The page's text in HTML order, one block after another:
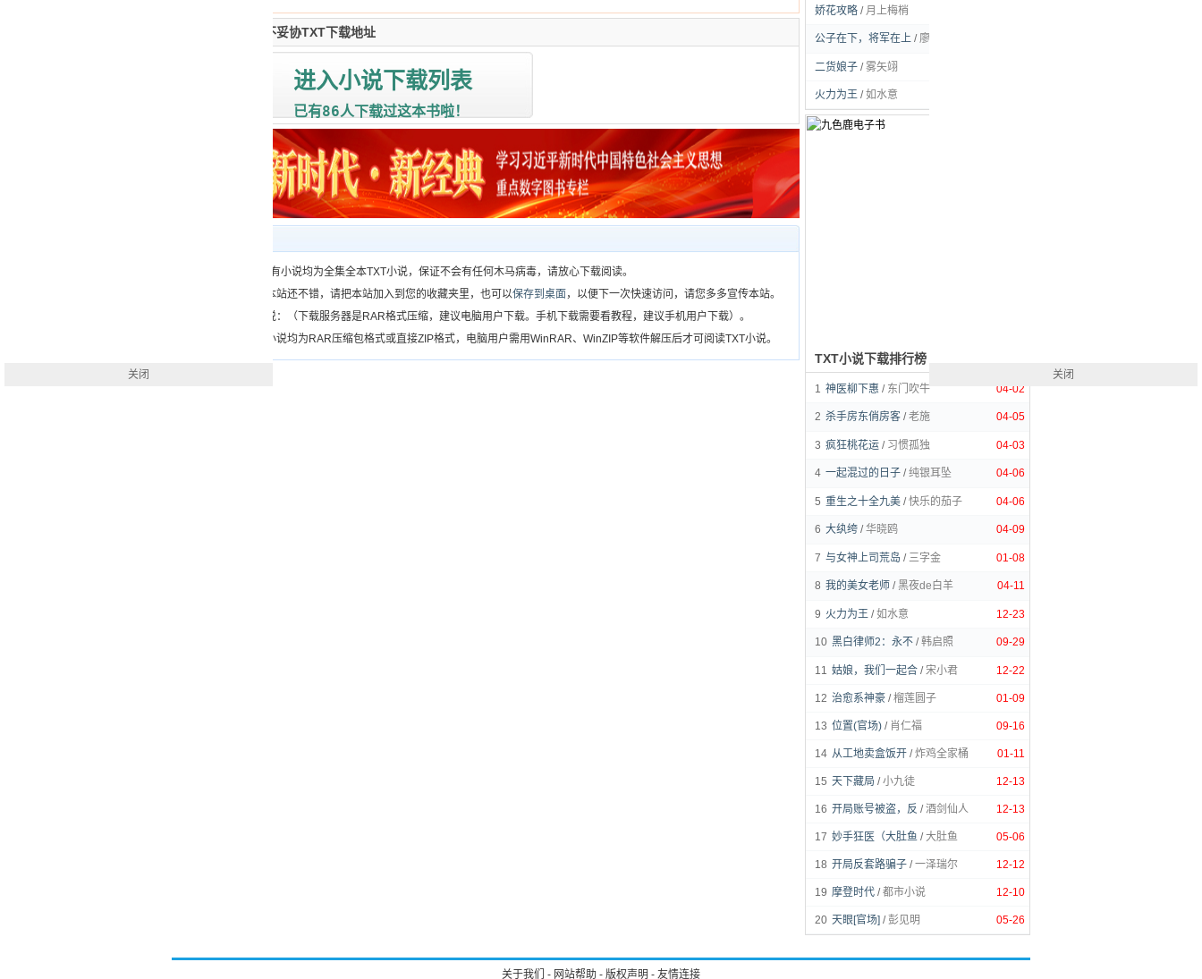
娇花攻略 / 月上梅梢
公子在下，将军在上 /廖虫虫姑娘
二货娘子 /雾矢翊
火力为王 /如水意
黑白律师2：永不妥协TXT下载地址
进入小说下载列表
已有86人下载过这本书啦！
一、（www.）所有小说均为全集全本TXT小说，保证不会有任何木马病毒，请放心下载阅读。
二、如果您觉得本站还不错，请把本站加入到您的收藏夹里，也可以保存到桌面 ，以便下一次快速访问，请您多多宣传本站。
三、如何下载小说：（下载服务器是RAR格式压缩，建议电脑用户下载。手机下载需要看教程，建议手机用户下载）。
四、本站下载的小说均为RAR压缩包格式或直接ZIP格式，电脑用户需用WinRAR、WinZIP等软件解压后才可阅读TXT小说。
TXT小说下载排行榜
04-02
1 神医柳下惠 / 东门吹牛
04-05
2 杀手房东俏房客 /老施
04-03
3 疯狂桃花运 / 习惯孤独
04-06
4 一起混过的日子 /纯银耳坠
04-06
5 重生之十全九美 /快乐的茄子
04-09
6 大纨绔 /华晓鸥
01-08
7 与女神上司荒岛 /三字金
04-11
8 我的美女老师 /黑夜de白羊
12-23
9 火力为王 /如水意
09-29
10 黑白律师2：永不 /韩启照
12-22
11 姑娘，我们一起合 /宋小君
01-09
12 治愈系神豪 /榴莲圆子
09-16
13 位置(官场) / 肖仁福
01-11
14 从工地卖盒饭开 /炸鸡全家桶
12-13
15 天下藏局 /小九徒
12-13
16 开局账号被盗，反 /酒剑仙人
05-06
17 妙手狂医（大肚鱼 /大肚鱼
12-12
18 开局反套路骗子 /一泽瑞尔
12-10
19 摩登时代 /都市小说
05-26
20 天眼[官场] / 彭见明
关于我们 - 网站帮助 - 版权声明 - 友情连接
关闭 关闭